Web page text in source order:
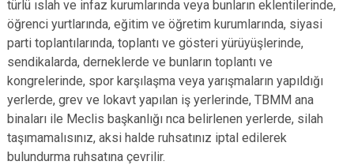
türlü ıslah ve infaz kurumlarında veya bunların eklentilerinde,
öğrenci yurtlarında, eğitim ve öğretim kurumlarında, siyasi
parti toplantılarında, toplantı ve gösteri yürüyüşlerinde,
sendikalarda, derneklerde ve bunların toplantı ve
kongrelerinde, spor karşılaşma veya yarışmaların yapıldığı
yerlerde, grev ve lokavt yapılan iş yerlerinde, TBMM ana
binaları ile Meclis başkanlığı nca belirlenen yerlerde, silah
taşımamalısınız, aksi halde ruhsatınız iptal edilerek
bulundurma ruhsatına çevrilir.